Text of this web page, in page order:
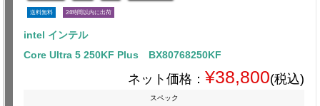
送料無料 24時間以内に出荷
intel インテル
Core Ultra 5 250KF Plus BX80768250KF
ネット価格： ¥38,800(税込)
スペック